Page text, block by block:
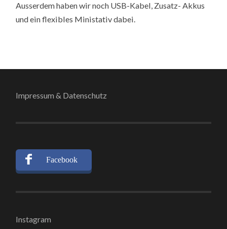
Ausserdem haben wir noch USB-Kabel, Zusatz- Akkus
und ein flexibles Ministativ dabei.
Impressum & Datenschutz
Facebook
Instagram